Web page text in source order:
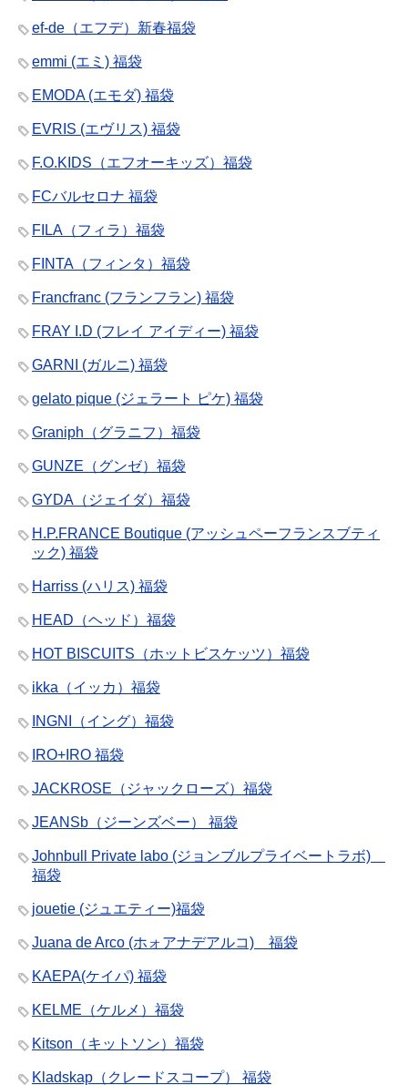
ef-de（エフデ）新春福袋
emmi (エミ) 福袋
EMODA (エモダ) 福袋
EVRIS (エヴリス) 福袋
F.O.KIDS（エフオーキッズ）福袋
FCバルセロナ 福袋
FILA（フィラ）福袋
FINTA（フィンタ）福袋
Francfranc (フランフラン) 福袋
FRAY I.D (フレイ アイディー) 福袋
GARNI (ガルニ) 福袋
gelato pique (ジェラート ピケ) 福袋
Graniph（グラニフ）福袋
GUNZE（グンゼ）福袋
GYDA（ジェイダ）福袋
H.P.FRANCE Boutique (アッシュペーフランスブティ
ック) 福袋
Harriss (ハリス) 福袋
HEAD（ヘッド）福袋
HOT BISCUITS（ホットビスケッツ）福袋
ikka（イッカ）福袋
INGNI（イング）福袋
IRO+IRO 福袋
JACKROSE（ジャックローズ）福袋
JEANSb（ジーンズベー） 福袋
Johnbull Private labo (ジョンブルプライベートラボ)
福袋
jouetie (ジュエティー)福袋
Juana de Arco (ホォアナデアルコ) 福袋
KAEPA(ケイパ) 福袋
KELME（ケルメ）福袋
Kitson（キットソン）福袋
Kladskap（クレードスコープ） 福袋